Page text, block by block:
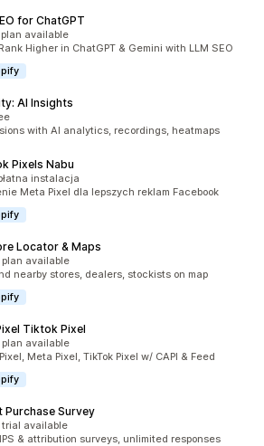
for ChatGPT
118
plan available
Higher in ChatGPT & Gemini with LLM SEO
AI Insights
1826
with AI analytics, recordings, heatmaps
Pixels Nabu
104
instalacja
Meta Pixel dla lepszych reklam Facebook
Locator & Maps
413
plan available
nearby stores, dealers, stockists on map
Tiktok Pixel
159
plan available
Meta Pixel, TikTok Pixel w/ CAPI & Feed
Purchase Survey
183
trial available
& attribution surveys, unlimited responses